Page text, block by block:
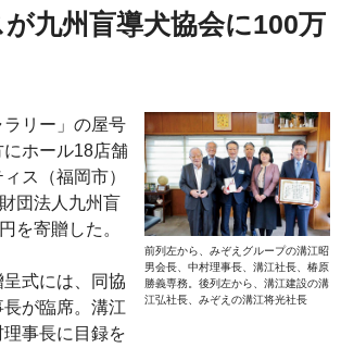
九州盲導犬協会に100万
前列左から、みぞえグループの溝江昭
男会長、中村理事長、溝江社長、椿原
勝義専務。後列左から、溝江建設の溝
江弘社長、みぞえの溝江将光社長
ラリー」の屋号
ホール18店舗
ス（福岡市）
団法人九州盲
を寄贈した。
式には、同協
が臨席。溝江
事長に目録を